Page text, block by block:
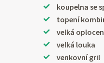
koupelna se
topení
velká
velká louka
venkovní gril